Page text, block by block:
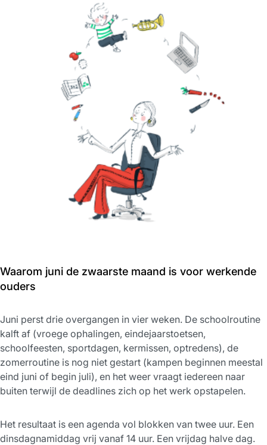
Waarom juni de zwaarste maand is voor werkende
ouders
Juni perst drie overgangen in vier weken. De schoolroutine
kalft af (vroege ophalingen, eindejaarstoetsen,
schoolfeesten, sportdagen, kermissen, optredens), de
zomerroutine is nog niet gestart (kampen beginnen meestal
eind juni of begin juli), en het weer vraagt iedereen naar
buiten terwijl de deadlines zich op het werk opstapelen.
Het resultaat is een agenda vol blokken van twee uur. Een
dinsdagnamiddag vrij vanaf 14 uur. Een vrijdag halve dag.